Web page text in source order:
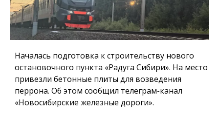
Началась подготовка к строительству нового
остановочного пункта «Радуга Сибири». На место
привезли бетонные плиты для возведения
перрона. Об этом сообщил телеграм-канал
«Новосибирские железные дороги».